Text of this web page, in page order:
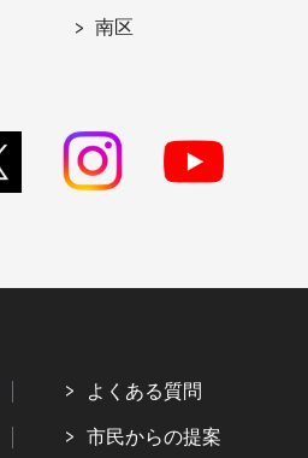
南区
よくある質問
市民からの提案